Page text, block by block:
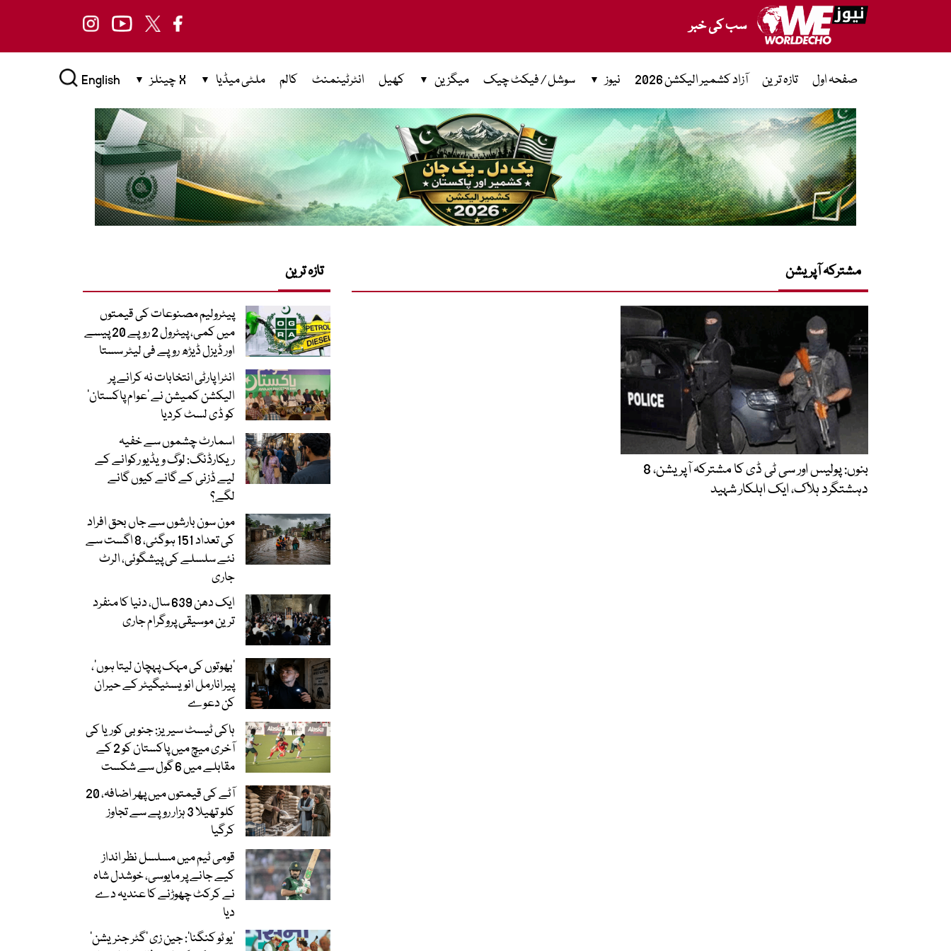
سب کی خبر
صفحہ اول تازہ ترین آزاد کشمیر الیکشن 2026 نیوز سوشل / فیکٹ چیک میگزین کھیل انٹرٹینمنٹ کالم ملٹی میڈیا X چینلز English
مشترکہ آپریشن
بنوں: پولیس اور سی ٹی ڈی کا مشترکہ آپریشن، 8
دہشتگرد ہلاک، ایک اہلکار شہید
تازہ ترین
پیٹرولیم مصنوعات کی قیمتوں
میں کمی، پیٹرول 2 روپے 20 پیسے
اور ڈیزل ڈیڑھ روپے فی لیٹر سستا
انٹرا پارٹی انتخابات نہ کرانے پر
الیکشن کمیشن نے ’عوام پاکستان‘
کو ڈی لسٹ کردیا
اسمارٹ چشموں سے خفیہ
ریکارڈنگ: لوگ ویڈیو رکوانے کے
لیے ڈزنی کے گانے کیوں گانے
لگے؟
مون سون بارشوں سے جاں بحق افراد
کی تعداد 151 ہوگئی، 8 اگست سے
نئے سلسلے کی پیشگوئی، الرٹ
جاری
ایک دھن 639 سال، دنیا کا منفرد
ترین موسیقی پروگرام جاری
‘بھوتوں کی مہک پہچان لیتا ہوں’،
پیرانارمل انویسٹیگیٹر کے حیران
کن دعوے
ہاکی ٹیسٹ سیریز: جنوبی کوریا کی
آخری میچ میں پاکستان کو 2 کے
مقابلے میں 6 گول سے شکست
آٹے کی قیمتوں میں پھر اضافہ، 20
کلو تھیلا 3 ہزار روپے سے تجاوز
کرگیا
قومی ٹیم میں مسلسل نظر انداز
کیے جانے پر مایوسی، خوشدل شاہ
نے کرکٹ چھوڑنے کا عندیہ دے
دیا
’یو ٹو کنگنا‘: جین زی ’گٹر جنریشن‘